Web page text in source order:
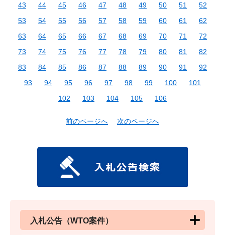
43
44 45 46 47 48 49 50 51
52
53
54 55 56 57 58 59 60 61
62
63
64 65 66 67 68 69 70 71
72
73
74 75 76 77 78 79 80 81
82
83
84 85 86 87 88 89 90 91
92
93
94 95 96 97 98 99 100
101
102
103 104 105 106
前のページへ 次のページへ
入札公告（WTO案件）